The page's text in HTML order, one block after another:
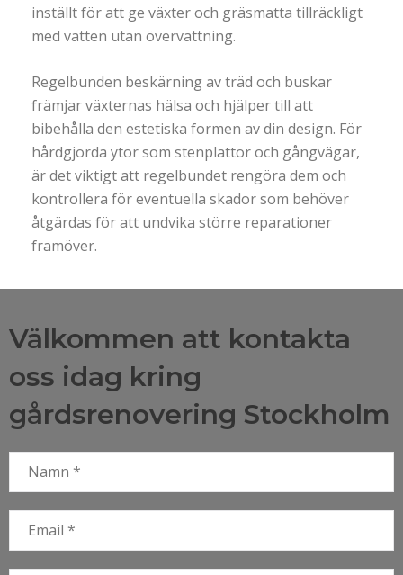
inställt för att ge växter och gräsmatta tillräckligt
med vatten utan övervattning.
Regelbunden beskärning av träd och buskar
främjar växternas hälsa och hjälper till att
bibehålla den estetiska formen av din design. För
hårdgjorda ytor som stenplattor och gångvägar,
är det viktigt att regelbundet rengöra dem och
kontrollera för eventuella skador som behöver
åtgärdas för att undvika större reparationer
framöver.
Välkommen att kontakta
oss idag kring
gårdsrenovering Stockholm